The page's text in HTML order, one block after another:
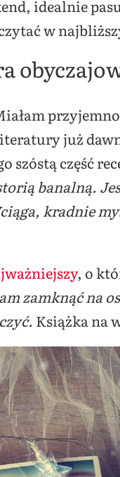
idealnie
w
już
część
banalną.
kradnie
, o
zamknąć na
Książka na